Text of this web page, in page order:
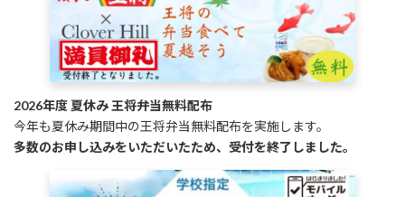
2026年度 夏休み 王将弁当無料配布
今年も夏休み期間中の王将弁当無料配布を実施します。
多数のお申し込みをいただいたため、受付を終了しました。